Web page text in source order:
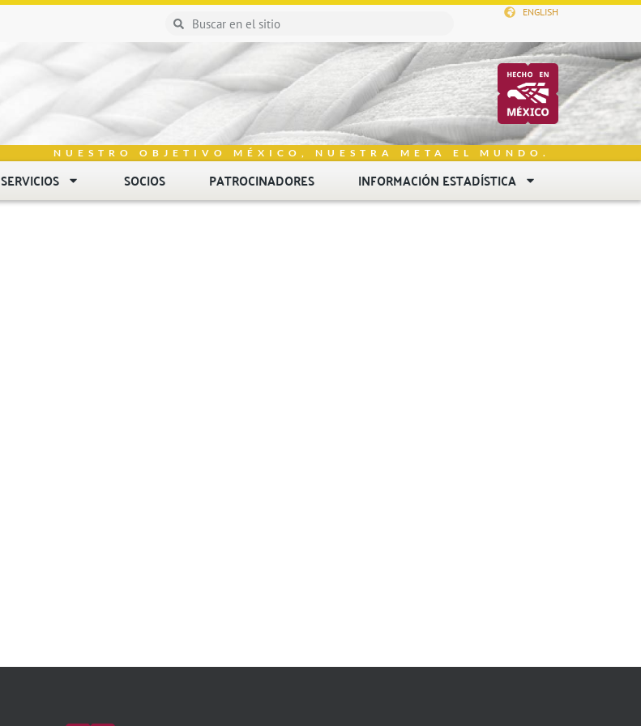
ENGLISH
NUESTRO OBJETIVO MÉXICO, NUESTRA META EL MUNDO.
SERVICIOS SOCIOS PATROCINADORES INFORMACIÓN ESTADÍSTICA